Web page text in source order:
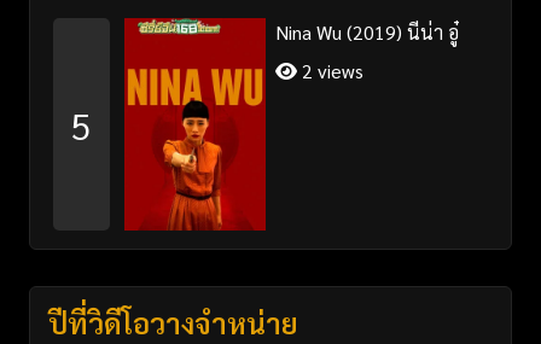
5
Nina Wu (2019) นีน่า อู๋
2 views
ปีที่วิดีโอวางจำหน่าย